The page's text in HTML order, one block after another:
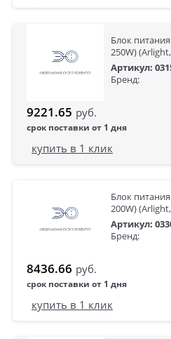
Блок питания
250W)
Артикул:
Бренд:
9221.65 руб.
срок поставки от 1 дня
купить в 1 клик
Блок питания
200W)
Артикул:
Бренд:
8436.66 руб.
срок поставки от 1 дня
купить в 1 клик